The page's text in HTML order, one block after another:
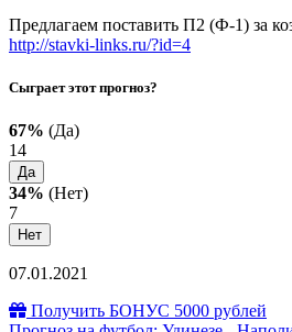
Предлагаем поставить П2 (Ф-1) за
http://stavki-links.ru/?id=4
Сыграет этот прогноз?
67% (Да)
14
Да
34% (Нет)
7
Нет
07.01.2021
Получить БОНУС 5000 рублей